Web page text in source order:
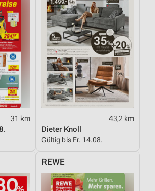
31 km 43,2 km
Dieter Knoll
Gültig bis Fr. 14.08.
REWE